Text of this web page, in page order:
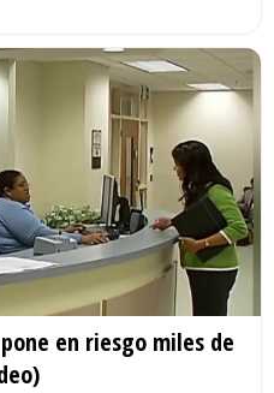
en riesgo miles de